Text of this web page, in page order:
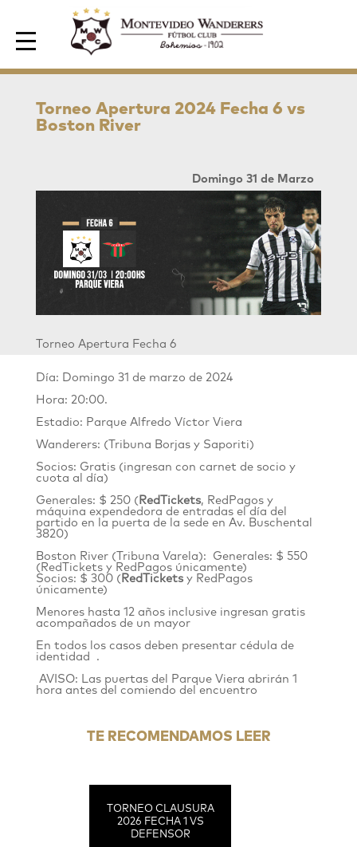
Area de Socios
Torneo Apertura 2024 Fecha 6 vs
Boston River
Domingo 31 de Marzo
Torneo Apertura Fecha 6
Día: Domingo 31 de marzo de 2024
Hora: 20:00.
Estadio: Parque Alfredo Víctor Viera
Wanderers: (Tribuna Borjas y Saporiti)
Socios: Gratis (ingresan con carnet de socio y
cuota al día)
Generales: $ 250 (RedTickets, RedPagos y
máquina expendedora de entradas el día del
partido en la puerta de la sede en Av. Buschental
3820)
Boston River (Tribuna Varela): Generales: $ 550
(RedTickets y RedPagos únicamente)
Socios: $ 300 (RedTicketsy RedPagos
únicamente)
Menores hasta 12 años inclusive ingresan gratis
acompañados de un mayor
En todos los casos deben presentar cédula de
identidad .
AVISO: Las puertas del Parque Viera abrirán 1
hora antes del comiendo del encuentro
TE RECOMENDAMOS LEER
TORNEO CLAUSURA
2026 FECHA 1 VS
DEFENSOR